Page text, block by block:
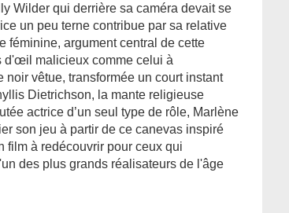
Wilder qui derrière sa caméra devait se
un peu terne contribue par sa relative
féminine, argument central de cette
d'œil malicieux comme celui à
vêtue, transformée un court instant
Dietrichson, la mante religieuse
actrice d’un seul type de rôle, Marlène
son jeu à partir de ce canevas inspiré
film à redécouvrir pour ceux qui
des plus grands réalisateurs de l'âge